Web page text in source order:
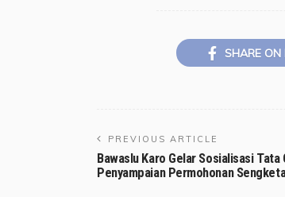
SHARE ON
PREVIOUS ARTICLE
Bawaslu Karo Gelar Sosialisasi Tata
Penyampaian Permohonan